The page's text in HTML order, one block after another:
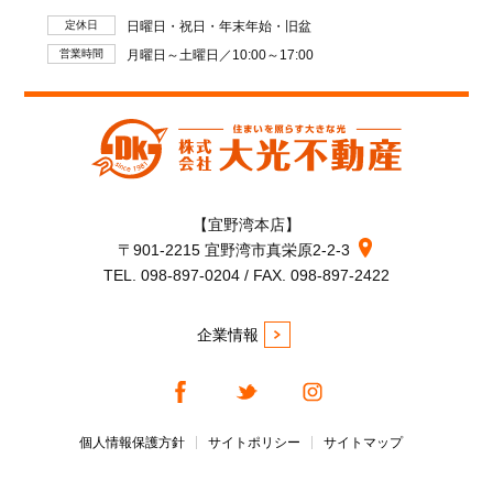
定休日 日曜日・祝日・年末年始・旧盆
営業時間 月曜日～土曜日／10:00～17:00
【宜野湾本店】
〒901-2215 宜野湾市真栄原2-2-3
TEL. 098-897-0204 / FAX. 098-897-2422
企業情報
個人情報保護方針 サイトポリシー サイトマップ